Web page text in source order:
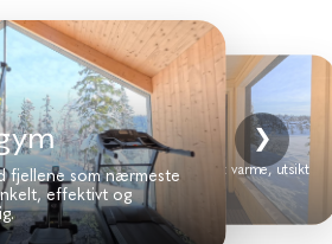
fjellene som nærmeste
effektivt og
Badstue
Senk skuldrene og nyt varme, utsikt
og ekte fjellro.
på
❯